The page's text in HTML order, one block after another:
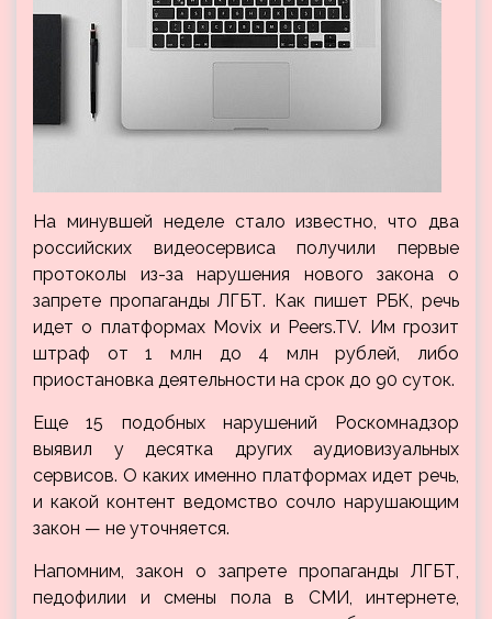
На минувшей неделе стало известно, что два
российских видеосервиса получили первые
протоколы из-за нарушения нового закона о
запрете пропаганды ЛГБТ. Как пишет РБК, речь
идет о платформах Movix и Peers.TV. Им грозит
штраф от 1 млн до 4 млн рублей, либо
приостановка деятельности на срок до 90 суток.
Еще 15 подобных нарушений Роскомнадзор
выявил у десятка других аудиовизуальных
сервисов. О каких именно платформах идет речь,
и какой контент ведомство сочло нарушающим
закон — не уточняется.
Напомним, закон о запрете пропаганды ЛГБТ,
педофилии и смены пола в СМИ, интернете,